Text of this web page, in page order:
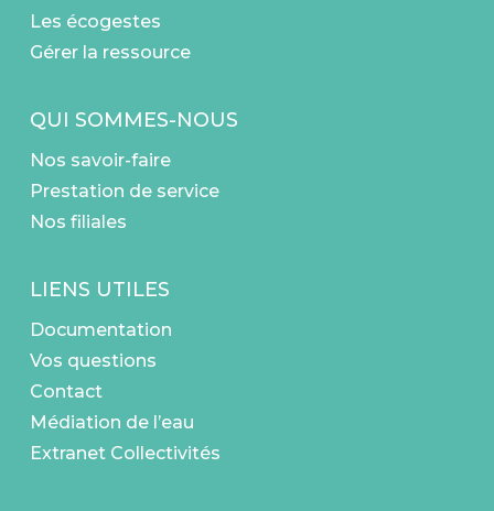
Les écogestes
Gérer la ressource
QUI SOMMES-NOUS
Nos savoir-faire
Prestation de service
Nos filiales
LIENS UTILES
Documentation
Vos questions
Contact
Médiation de l’eau
Extranet Collectivités